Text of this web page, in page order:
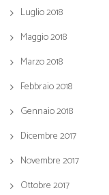
Luglio 2018
Maggio 2018
Marzo 2018
Febbraio 2018
Gennaio 2018
Dicembre 2017
Novembre 2017
Ottobre 2017